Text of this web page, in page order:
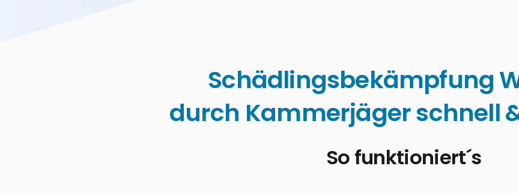
Schädlingsbekämpfung
durch Kammerjäger schnell
So funktioniert´s